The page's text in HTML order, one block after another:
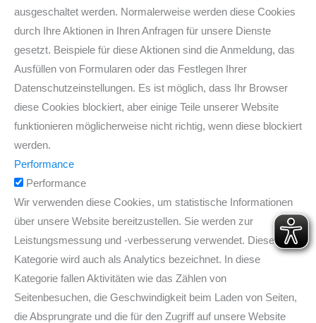
ausgeschaltet werden. Normalerweise werden diese Cookies
durch Ihre Aktionen in Ihren Anfragen für unsere Dienste
gesetzt. Beispiele für diese Aktionen sind die Anmeldung, das
Ausfüllen von Formularen oder das Festlegen Ihrer
Datenschutzeinstellungen. Es ist möglich, dass Ihr Browser
diese Cookies blockiert, aber einige Teile unserer Website
funktionieren möglicherweise nicht richtig, wenn diese blockiert
werden.
Performance
Performance
Wir verwenden diese Cookies, um statistische Informationen
über unsere Website bereitzustellen. Sie werden zur
Leistungsmessung und -verbesserung verwendet. Diese
Kategorie wird auch als Analytics bezeichnet. In diese
Kategorie fallen Aktivitäten wie das Zählen von
Seitenbesuchen, die Geschwindigkeit beim Laden von Seiten,
die Absprungrate und die für den Zugriff auf unsere Website